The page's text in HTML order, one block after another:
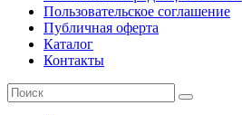
Пользовательское соглашение
Публичная оферта
Каталог
Контакты